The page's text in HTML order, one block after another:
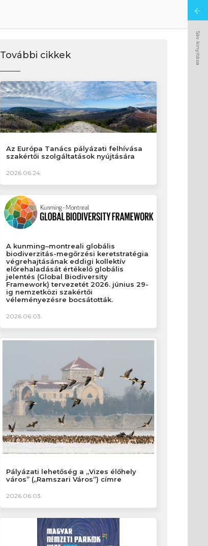
További cikkek
Az Európa Tanács pályázati felhívása
szakértői szolgáltatások nyújtására
2026.06.24.
A kunming–montreali globális
biodiverzitás-megőrzési keretstratégia
végrehajtásának eddigi kollektív
előrehaladását értékelő globális
jelentés (Global Biodiversity
Framework) tervezetét 2026. június 29-
ig nemzetközi szakértői
véleményezésre bocsátották.
2026.06.03.
Pályázati lehetőség a „Vizes élőhely
város” („Ramszari Város”) címre
2026.06.03.
Sáv kinyitása